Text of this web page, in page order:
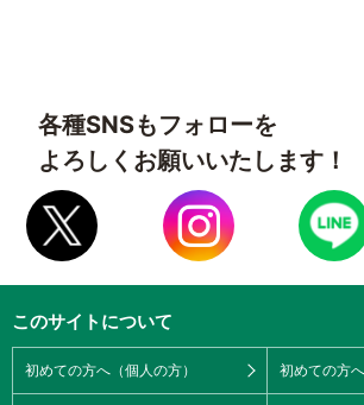
各種SNSもフォローを
よろしくお願いいたします！
このサイトについて
初めての方へ（個人の方） 初めての方